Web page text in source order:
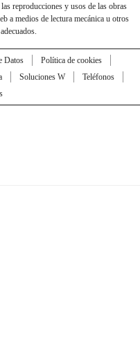
reproducciones y usos de las obras
a medios de lectura mecánica u otros
Datos
Política de cookies
Soluciones W
Teléfonos